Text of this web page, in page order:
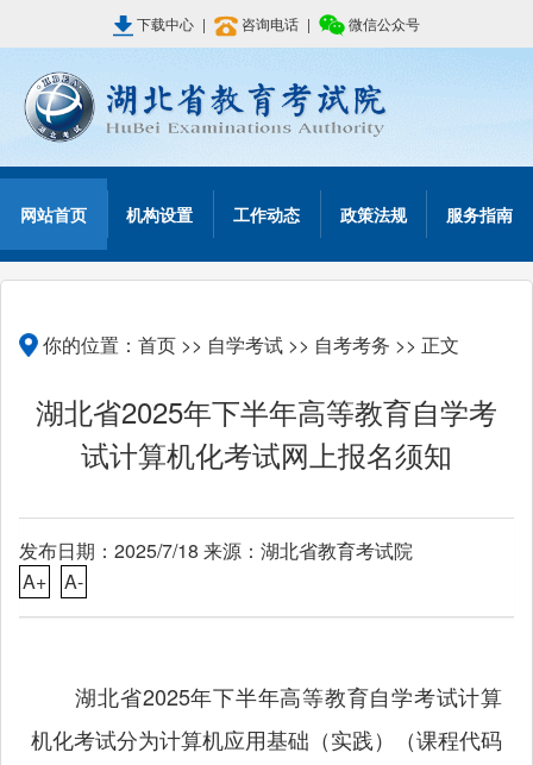
下载中心 | 咨询电话 | 微信公众号
网站首页 机构设置 工作动态 政策法规 服务指南
你的位置： 首页 >> 自学考试 >> 自考考务 >> 正文
湖北省2025年下半年高等教育自学考
试计算机化考试网上报名须知
发布日期：2025/7/18 来源：湖北省教育考试院
A+
A-
湖北省2025年下半年高等教育自学考试计算
机化考试分为计算机应用基础（实践）（课程代码